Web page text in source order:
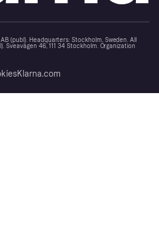
(publ). Headquarters: Stockholm, Sweden. All
Sveavägen 46, 111 34 Stockholm. Organization
Klarna.com